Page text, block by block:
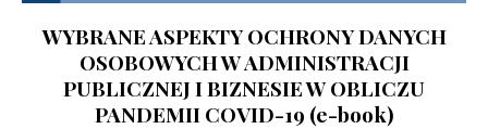
WYBRANE ASPEKTY OCHRONY DANYCH
OSOBOWYCH W ADMINISTRACJI
PUBLICZNEJ I BIZNESIE W OBLICZU
PANDEMII COVID-19 (e-book)